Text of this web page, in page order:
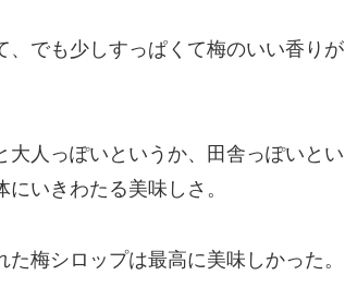
、でも少しすっぱくて梅のいい香りが
人っぽいというか、田舎っぽいとい
いきわたる美味しさ。
梅シロップは最高に美味しかった。